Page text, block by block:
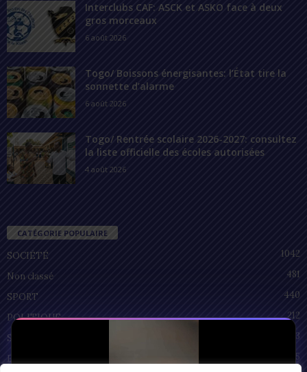
Interclubs CAF: ASCK et ASKO face à deux
gros morceaux
6 août 2026
Togo/ Boissons énergisantes: l’État tire la
sonnette d’alarme
6 août 2026
Togo/ Rentrée scolaire 2026-2027: consultez
la liste officielle des écoles autorisées
4 août 2026
CATÉGORIE POPULAIRE
SOCIÉTÉ
1042
Non classé
481
SPORT
440
POLITIQUE
212
SANTÉ
93
ECONOMIE
55